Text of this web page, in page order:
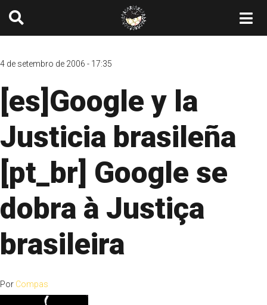
4 de setembro de 2006 - 17:35
[es]Google y la
Justicia brasileña
[pt_br] Google se
dobra à Justiça
brasileira
Por Compas